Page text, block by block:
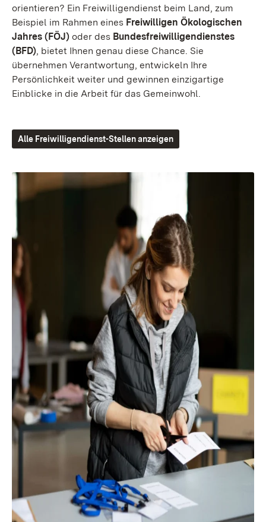
orientieren? Ein Freiwilligendienst beim Land, zum
Beispiel im Rahmen eines Freiwilligen Ökologischen
Jahres (FÖJ) oder des Bundesfreiwilligendienstes
(BFD), bietet Ihnen genau diese Chance. Sie
übernehmen Verantwortung, entwickeln Ihre
Persönlichkeit weiter und gewinnen einzigartige
Einblicke in die Arbeit für das Gemeinwohl.
Alle Freiwilligendienst-Stellen anzeigen